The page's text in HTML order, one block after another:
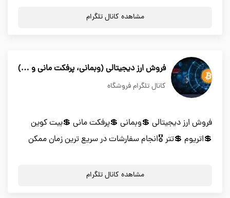
مشاهده کانال تلگرام
فروش ارز دیجیتالی (وبمانی، پرفکت مانی و …)
کانال تلگرام فروشگاه
فروش ارز دیجیتالی 💲وبمانی 💲پرفکت مانی 💲بیت کوین
💲اتریوم 💲تتر 🎖️انجام سفارشات در سریع ترین زمان ممکن
مشاهده کانال تلگرام